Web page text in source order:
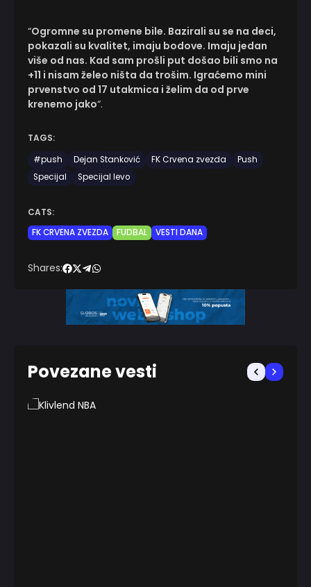
“Ogromne su promene bile. Bazirali su se na deci,
pokazali su kvalitet, imaju bodove. Imaju jedan
više od nas. Kad sam prošli put došao bili smo na
+11 i nisam želeo ništa da trošim. Igraćemo mini
prvenstvo od 17 utakmica i želim da od prve
krenemo jako“.
TAGS:
#push
Dejan Stanković FK Crvena zvezda
Push
Specijal
Specijal levo
CATS:
FK CRVENA ZVEZDA
FUDBAL VESTI DANA
Shares:
Povezane vesti